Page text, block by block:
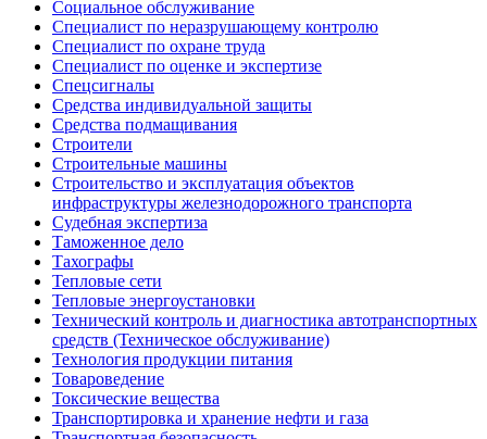
Социальное обслуживание
Специалист по неразрушающему контролю
Специалист по охране труда
Специалист по оценке и экспертизе
Спецсигналы
Средства индивидуальной защиты
Средства подмащивания
Строители
Строительные машины
Строительство и эксплуатация объектов
инфраструктуры железнодорожного транспорта
Судебная экспертиза
Таможенное дело
Тахографы
Тепловые сети
Тепловые энергоустановки
Технический контроль и диагностика автотранспортных
средств (Техническое обслуживание)
Технология продукции питания
Товароведение
Токсические вещества
Транспортировка и хранение нефти и газа